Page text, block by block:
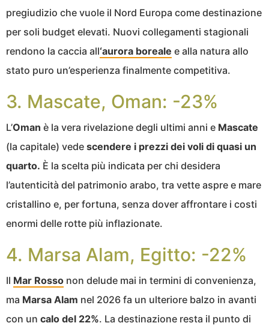
pregiudizio che vuole il Nord Europa come destinazione
per soli budget elevati. Nuovi collegamenti stagionali
rendono la caccia all‘aurora boreale e alla natura allo
stato puro un’esperienza finalmente competitiva.
3. Mascate, Oman: -23%
L’Oman è la vera rivelazione degli ultimi anni e Mascate
(la capitale) vede scendere i prezzi dei voli di quasi un
quarto. È la scelta più indicata per chi desidera
l’autenticità del patrimonio arabo, tra vette aspre e mare
cristallino e, per fortuna, senza dover affrontare i costi
enormi delle rotte più inflazionate.
4. Marsa Alam, Egitto: -22%
Il Mar Rosso non delude mai in termini di convenienza,
ma Marsa Alam nel 2026 fa un ulteriore balzo in avanti
con un calo del 22%. La destinazione resta il punto di